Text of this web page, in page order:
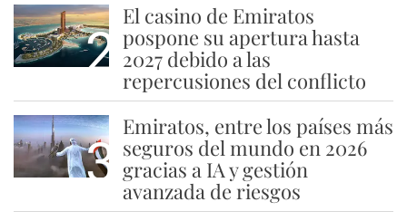
2
El casino de Emiratos
pospone su apertura hasta
2027 debido a las
repercusiones del conflicto
3
Emiratos, entre los países más
seguros del mundo en 2026
gracias a IA y gestión
avanzada de riesgos